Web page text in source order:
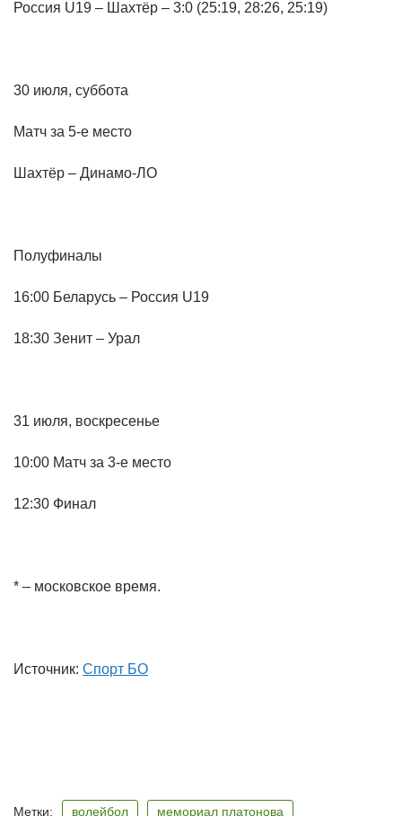
Россия U19 – Шахтёр – 3:0 (25:19, 28:26, 25:19)
30 июля, суббота
Матч за 5-е место
Шахтёр – Динамо-ЛО
Полуфиналы
16:00 Беларусь – Россия U19
18:30 Зенит – Урал
31 июля, воскресенье
10:00 Матч за 3-е место
12:30 Финал
* – московское время.
Источник: Спорт БО
Метки: волейбол мемориал платонова